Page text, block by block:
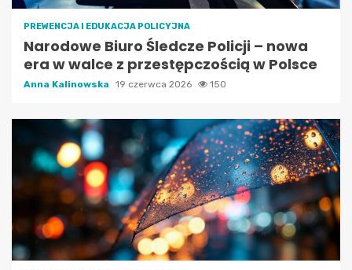
PREWENCJA I EDUKACJA POLICYJNA
Narodowe Biuro Śledcze Policji – nowa
era w walce z przestępczością w Polsce
Anna Kalinowska 19 czerwca 2026 150